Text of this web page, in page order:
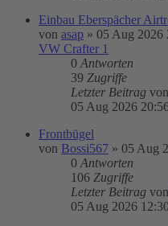
Einbau Eberspächer
von asap » 05 Aug 2026
VW Crafter 1
0 Antworten
39 Zugriffe
Letzter Beitrag von
05 Aug 2026
Frontbügel
von Bossi567 » 05 Aug
0 Antworten
106 Zugriffe
Letzter Beitrag von
05 Aug 2026